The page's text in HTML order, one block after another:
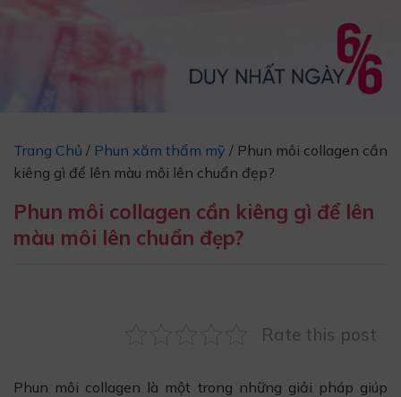
Trang Chủ / Phun xăm thẩm mỹ / Phun môi collagen cần
kiêng gì để lên màu môi lên chuẩn đẹp?
Phun môi collagen cần kiêng gì để lên
màu môi lên chuẩn đẹp?
Rate this post
Phun môi collagen là một trong những giải pháp giúp